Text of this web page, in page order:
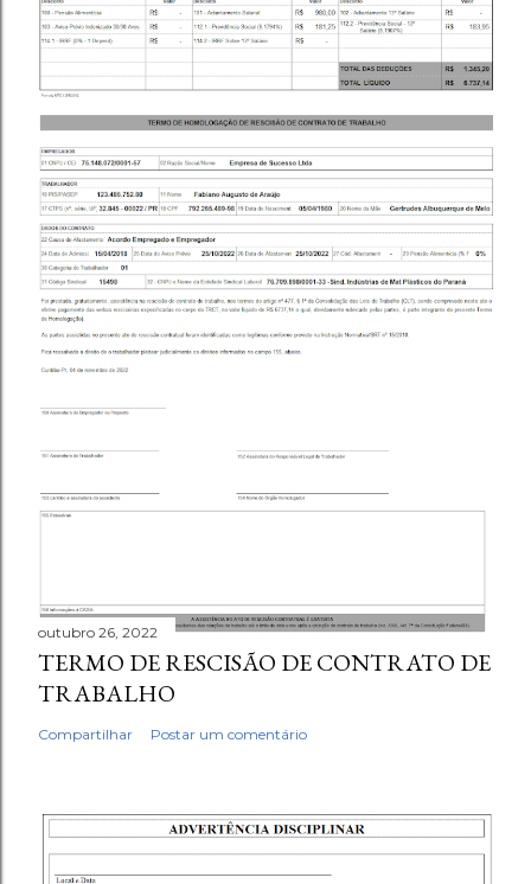
outubro 26, 2022
TERMO DE RESCISÃO DE CONTRATO DE
TRABALHO
Compartilhar Postar um comentário